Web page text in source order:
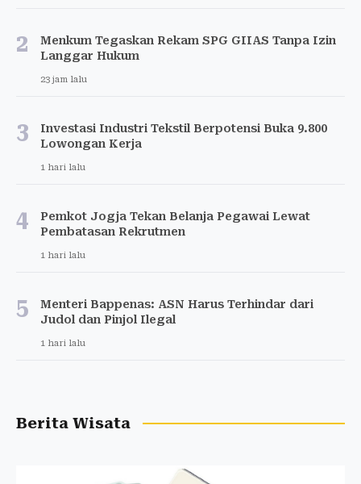
2
Menkum Tegaskan Rekam SPG GIIAS Tanpa Izin
Langgar Hukum
23 jam lalu
3
Investasi Industri Tekstil Berpotensi Buka 9.800
Lowongan Kerja
1 hari lalu
4
Pemkot Jogja Tekan Belanja Pegawai Lewat
Pembatasan Rekrutmen
1 hari lalu
5
Menteri Bappenas: ASN Harus Terhindar dari
Judol dan Pinjol Ilegal
1 hari lalu
Berita Wisata